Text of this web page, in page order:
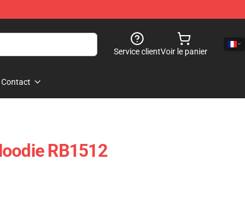
Service clientVoir le panier
Contact
RB1512